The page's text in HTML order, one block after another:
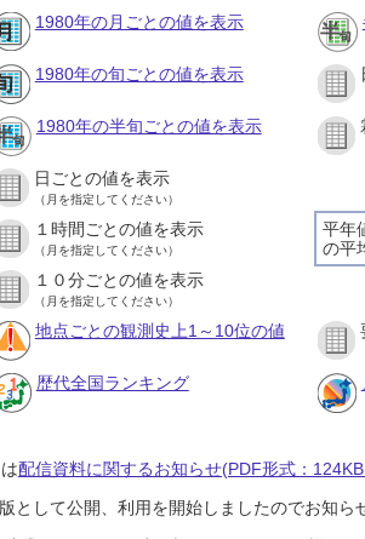
1980年の月ごとの値を表示
1980年の旬ごとの値を表示
1980年の半旬ごとの値を表示
日ごとの値を表示
（月を指定してください）
平年
の平
１時間ごとの値を表示
（月を指定してください）
１０分ごとの値を表示
（月を指定してください）
地点ごとの観測史上1～10位の値
歴代全国ランキング
配信資料に関するお知らせ(PDF形式：124KB
して公開、利用を開始しましたのでお知ら